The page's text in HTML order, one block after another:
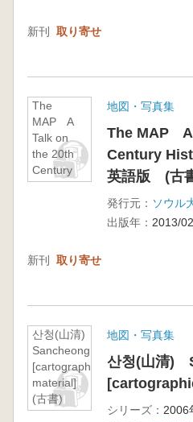
新刊 取り寄せ
The
MAP A
Talk on
the 20th
Century
History of
地図・写真集
The MAP A
Century
英語版 (古
発行元： ソウル
出版年： 2013/02
新刊 取り寄せ
산청(山清)
Sancheong
[cartographic
material]
(古書)
地図・写真集
산청(山清)
シリーズ： 2006